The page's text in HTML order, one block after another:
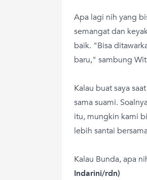
Apa lagi nih yang
semangat dan
baik. "Bisa
baru," sambung
Kalau buat saya
sama suami.
itu, mungkin kami
lebih santai
Kalau Bunda, apa
Indarini/rdn)